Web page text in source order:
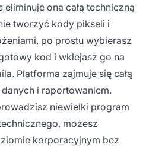
ona całą techniczną
tworzyć kody pikseli i
po prostu wybierasz
kod i wklejasz go na
Platforma zajmuje się całą
i raportowaniem.
niewielki program
możesz
korporacyjnym bez